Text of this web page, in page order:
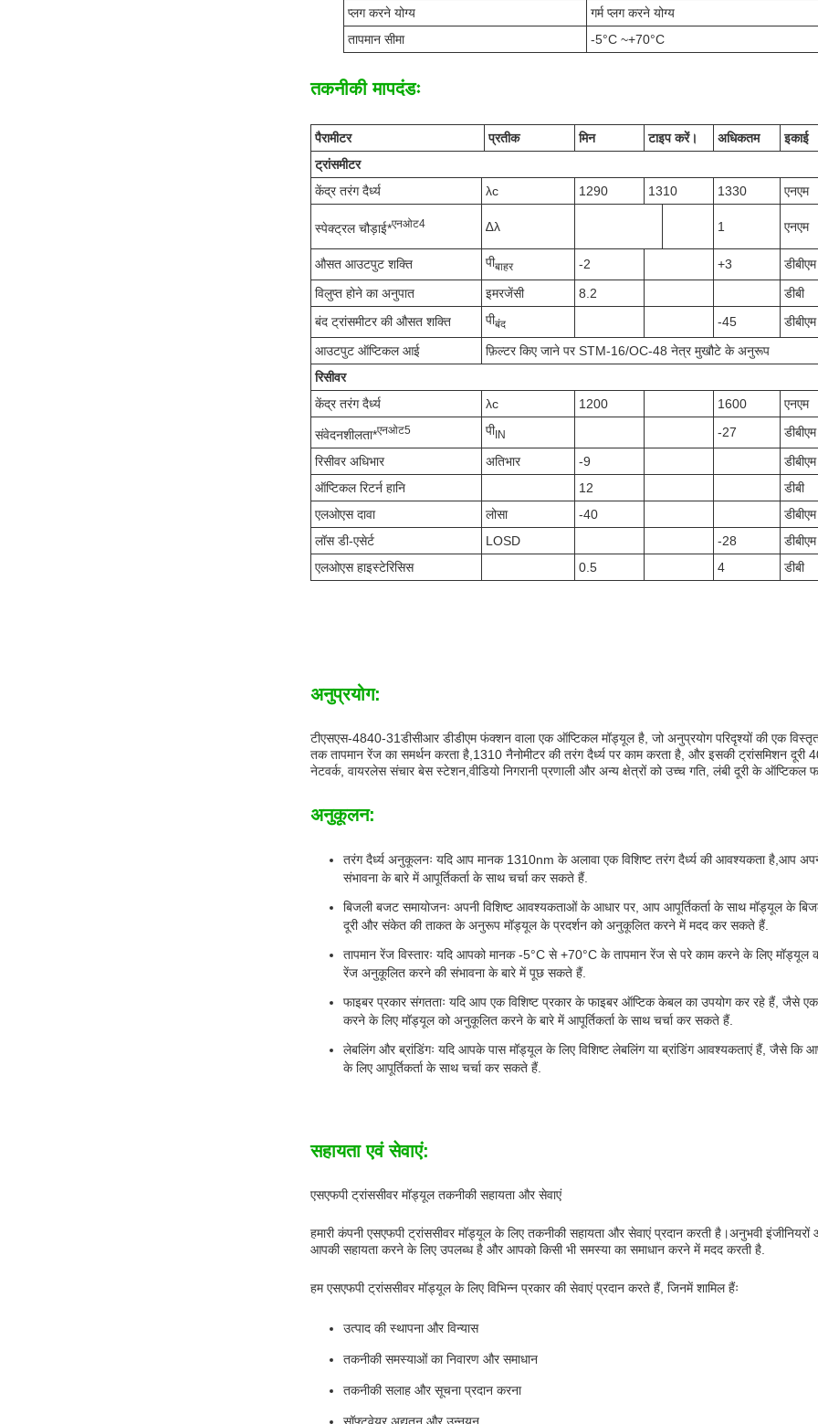
प्लग करने योग्य
गर्म प्लग करने योग्य
तापमान सीमा
-5°C ~+70°C
तकनीकी मापदंडः
पैरामीटर प्रतीक मिन टाइप करें। अधिकतम
इकाई
ट्रांसमीटर
केंद्र तरंग दैर्ध्य
λc 1290 1310 1330 एनएम
स्पेक्ट्रल चौड़ाई*एनओट4 ∆λ 1 एनएम
औसत आउटपुट शक्ति पीबाहर -2 +3
डीबीएम
विलुप्त होने का अनुपात
इमरजेंसी 8.2
डीबी
बंद ट्रांसमीटर की औसत शक्ति
पीबंद -45
डीबीएम
आउटपुट ऑप्टिकल आई
फ़िल्टर किए जाने पर STM-16/OC-48 नेत्र मुखौटे के अनुरूप
रिसीवर
केंद्र तरंग दैर्ध्य
λc 1200 1600 एनएम
संवेदनशीलता*एनओट5 पीIN -27
डीबीएम
रिसीवर अधिभार
अतिभार -9
डीबीएम
ऑप्टिकल रिटर्न हानि
12
डीबी
एलओएस दावा
लोसा -40
डीबीएम
लॉस डी-एसेर्ट
LOSD -28
डीबीएम
एलओएस हाइस्टेरिसिस
0.5 4 डीबी
अनुप्रयोग:
टीएसएस-4840-31डीसीआर डीडीएम फंक्शन वाला एक ऑप्टिकल मॉड्यूल है, जो अनुप्रयोग परिदृश्यों की एक
तक तापमान रेंज का समर्थन करता है,1310 नैनोमीटर की तरंग दैर्ध्य पर काम करता है, और इसकी ट्रांसमिशन
नेटवर्क, वायरलेस संचार बेस स्टेशन,वीडियो निगरानी प्रणाली और अन्य क्षेत्रों को उच्च गति, लंबी दूरी के ऑप्टिकल
अनुकूलन:
तरंग दैर्ध्य अनुकूलनः यदि आप मानक 1310nm के अलावा एक विशिष्ट तरंग दैर्ध्य की आवश्यकता है,आप
संभावना के बारे में आपूर्तिकर्ता के साथ चर्चा कर सकते हैं.
बिजली बजट समायोजनः अपनी विशिष्ट आवश्यकताओं के आधार पर, आप आपूर्तिकर्ता के साथ मॉड्यूल के
दूरी और संकेत की ताकत के अनुरूप मॉड्यूल के प्रदर्शन को अनुकूलित करने में मदद कर सकते हैं.
तापमान रेंज विस्तारः यदि आपको मानक -5°C से +70°C के तापमान रेंज से परे काम करने के लिए मॉड्यूल
रेंज अनुकूलित करने की संभावना के बारे में पूछ सकते हैं.
फाइबर प्रकार संगतताः यदि आप एक विशिष्ट प्रकार के फाइबर ऑप्टिक केबल का उपयोग कर रहे हैं, जैसे
करने के लिए मॉड्यूल को अनुकूलित करने के बारे में आपूर्तिकर्ता के साथ चर्चा कर सकते हैं.
लेबलिंग और ब्रांडिंगः यदि आपके पास मॉड्यूल के लिए विशिष्ट लेबलिंग या ब्रांडिंग आवश्यकताएं हैं, जैसे कि
के लिए आपूर्तिकर्ता के साथ चर्चा कर सकते हैं.
सहायता एवं सेवाएं:
एसएफपी ट्रांससीवर मॉड्यूल तकनीकी सहायता और सेवाएं
हमारी कंपनी एसएफपी ट्रांससीवर मॉड्यूल के लिए तकनीकी सहायता और सेवाएं प्रदान करती है।अनुभवी
आपकी सहायता करने के लिए उपलब्ध है और आपको किसी भी समस्या का समाधान करने में मदद करती है.
हम एसएफपी ट्रांससीवर मॉड्यूल के लिए विभिन्न प्रकार की सेवाएं प्रदान करते हैं, जिनमें शामिल हैंः
उत्पाद की स्थापना और विन्यास
तकनीकी समस्याओं का निवारण और समाधान
तकनीकी सलाह और सूचना प्रदान करना